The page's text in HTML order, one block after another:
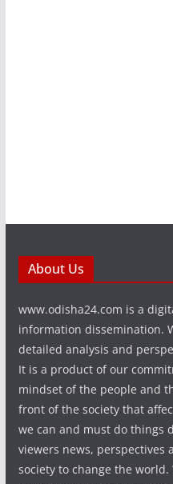
About Us
www.odisha24.com is a
information dissemination.
detailed analysis and
It is a product of our
mindset of the people and
front of the society that
we can and must do things
viewers news, perspectives
society to change the